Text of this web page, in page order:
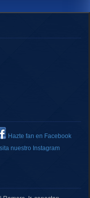
Hazte fan en Facebook
nuestro Instagram